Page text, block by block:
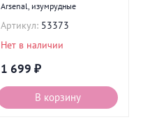
Arsenal, изумрудные
Артикул: 53373
Нет в наличии
1 699 ₽
В корзину